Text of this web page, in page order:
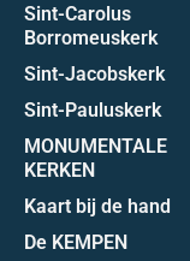
Sint-Carolus
Borromeuskerk
Sint-Jacobskerk
Sint-Pauluskerk
MONUMENTALE
KERKEN
Kaart bij de hand
De KEMPEN